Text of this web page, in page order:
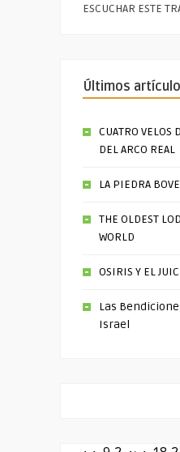
ESCUCHAR ESTE
Últimos
CUATRO VELOS
DEL ARCO REAL
LA PIEDRA
THE OLDEST
WORLD
OSIRIS Y EL
Las
Israel